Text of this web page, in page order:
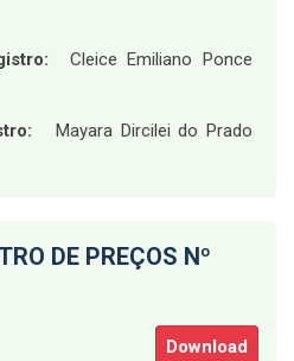
Cleice Emiliano Ponce
Mayara Dircilei do Prado
DE PREÇOS Nº
Download